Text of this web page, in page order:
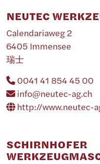
NEUTEC
Calendariaweg 2
6405 Immensee
瑞士
0041 41 854 45 00
info@neutec-ag.ch
http://www.neutec-
SCHIRNHOFER